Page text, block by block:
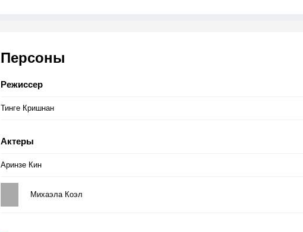
Персоны
Режиссер
Тинге Кришнан
Актеры
Аринзе Кин
Михаэла Коэл